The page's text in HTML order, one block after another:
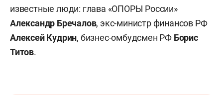
известные люди: глава «ОПОРЫ России»
Александр Бречалов, экс-министр финансов РФ
Алексей Кудрин, бизнес-омбудсмен РФ Борис
Титов.